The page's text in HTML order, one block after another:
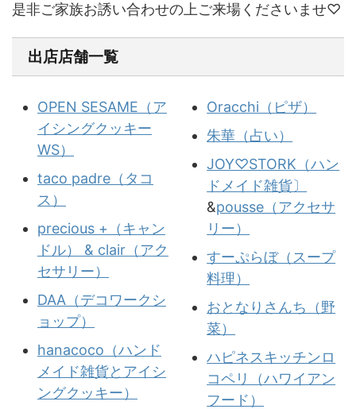
是非ご家族お誘い合わせの上ご来場くださいませ♡
出店店舗一覧
OPEN SESAME（ア
イシングクッキー
WS）
taco padre（タコ
ス）
precious +（キャン
ドル） & clair（アク
セサリー）
DAA（デコワークシ
ョップ）
hanacoco（ハンド
メイド雑貨とアイシ
ングクッキー）
Oracchi（ピザ）
朱華（占い）
JOY♡STORK（ハン
ドメイド雑貨〕
&pousse（アクセサ
リー）
すーぷらぼ（スープ
料理）
おとなりさんち（野
菜）
ハピネスキッチンロ
コペリ（ハワイアン
フード）